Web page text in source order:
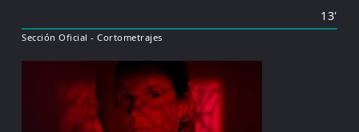
13'
Sección Oficial - Cortometrajes